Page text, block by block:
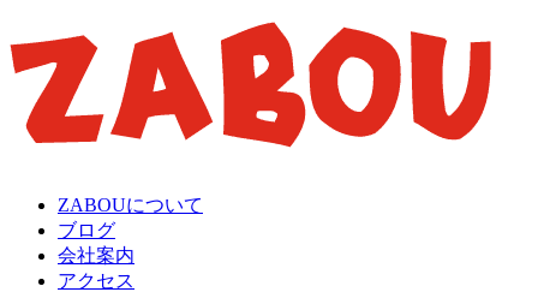
ZABOUについて
ブログ
会社案内
アクセス